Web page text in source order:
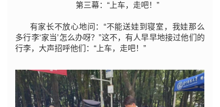
第三幕：“上车，走吧！”
有家长不放心地问：“不能送娃到寝室，我娃那么
多行李‘家当’怎么办呀？”这不，有人早早地接过他们的
行李，大声招呼他们：“上车，走吧！”